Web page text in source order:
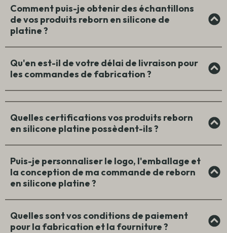
Comment puis-je obtenir des échantillons
de vos produits reborn en silicone de
platine ?
Qu'en est-il de votre délai de livraison pour
les commandes de fabrication ?
Quelles certifications vos produits reborn
en silicone platine possèdent-ils ?
Puis-je personnaliser le logo, l'emballage et
la conception de ma commande de reborn
en silicone platine ?
Quelles sont vos conditions de paiement
pour la fabrication et la fourniture ?